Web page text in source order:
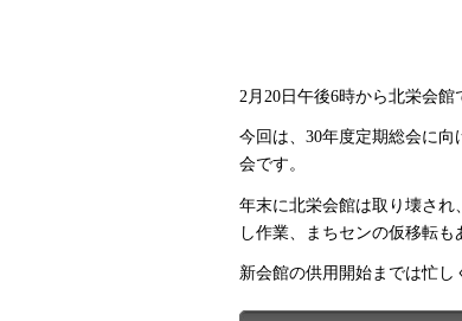
2月20日午後6時から北栄会
今回は、30年度定期総会に
会です。
年末に北栄会館は取り壊さ
し作業、まちセンの仮移転
新会館の供用開始までは忙し